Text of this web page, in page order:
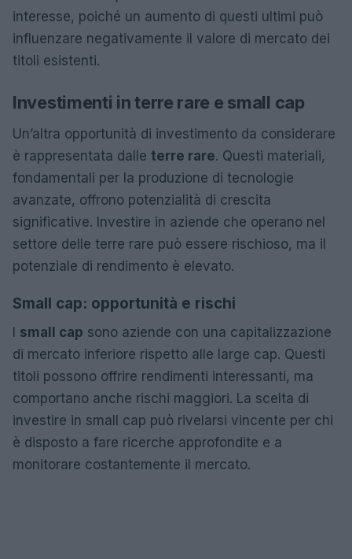
interesse, poiché un aumento di questi ultimi può
influenzare negativamente il valore di mercato dei
titoli esistenti.
Investimenti in terre rare e small cap
Un’altra opportunità di investimento da considerare
è rappresentata dalle terre rare. Questi materiali,
fondamentali per la produzione di tecnologie
avanzate, offrono potenzialità di crescita
significative. Investire in aziende che operano nel
settore delle terre rare può essere rischioso, ma il
potenziale di rendimento è elevato.
Small cap: opportunità e rischi
I small cap sono aziende con una capitalizzazione
di mercato inferiore rispetto alle large cap. Questi
titoli possono offrire rendimenti interessanti, ma
comportano anche rischi maggiori. La scelta di
investire in small cap può rivelarsi vincente per chi
è disposto a fare ricerche approfondite e a
monitorare costantemente il mercato.